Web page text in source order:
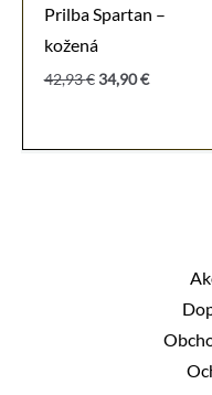
Prilba Spartan –
kožená
42,93€ Pôvodná
34,90€Aktuálna